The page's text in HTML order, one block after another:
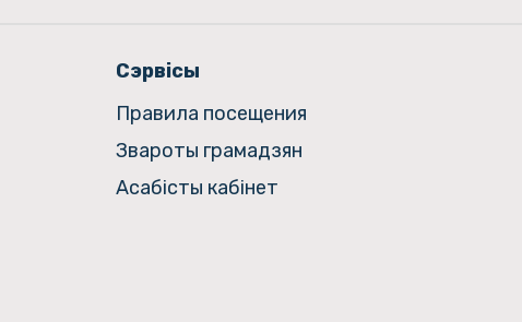
Сэрвісы
Правила посещения
Звароты грамадзян
Асабісты кабінет